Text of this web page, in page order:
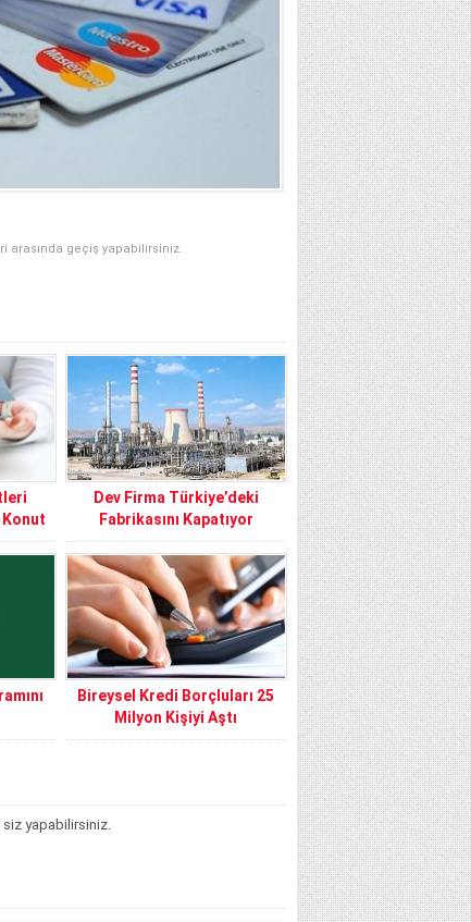
arasında geçiş yapabilirsiniz.
Konut
Dev Firma Türkiye’deki
Fabrikasını Kapatıyor
Bireysel Kredi Borçluları 25
Milyon Kişiyi Aştı
siz yapabilirsiniz.